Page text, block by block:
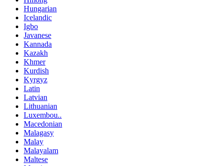
Hungarian
Icelandic
Igbo
Javanese
Kannada
Kazakh
Khmer
Kurdish
Kyrgyz
Latin
Latvian
Lithuanian
Luxembou..
Macedonian
Malagasy
Malay
Malayalam
Maltese